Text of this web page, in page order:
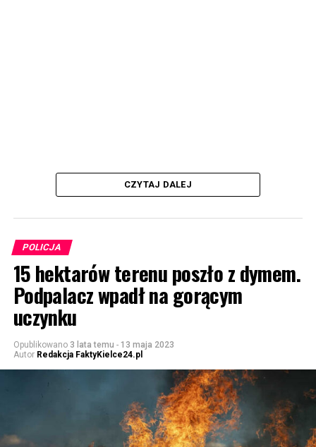
CZYTAJ DALEJ
POLICJA
15 hektarów terenu poszło z dymem.
Podpalacz wpadł na gorącym
uczynku
Opublikowano 3 lata temu - 13 maja 2023
Autor Redakcja FaktyKielce24.pl